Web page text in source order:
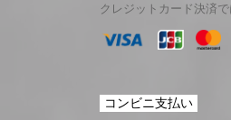
クレジットカード決済
コンビニ支払い